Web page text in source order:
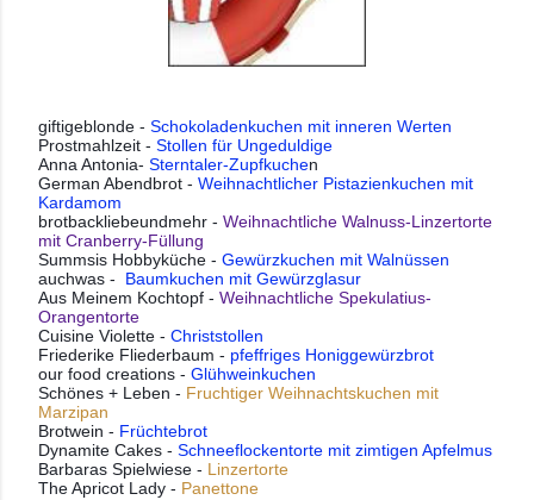
giftigeblonde - Schokoladenkuchen mit inneren Werten
Prostmahlzeit - Stollen für Ungeduldige
Anna Antonia- Sterntaler-Zupfkuchen
German Abendbrot - Weihnachtlicher Pistazienkuchen mit
Kardamom
brotbackliebeundmehr - Weihnachtliche Walnuss-Linzertorte
mit Cranberry-Füllung
Summsis Hobbyküche - Gewürzkuchen mit Walnüssen
auchwas - Baumkuchen mit Gewürzglasur
Aus Meinem Kochtopf - Weihnachtliche Spekulatius-
Orangentorte
Cuisine Violette - Christstollen
Friederike Fliederbaum - pfeffriges Honiggewürzbrot
our food creations - Glühweinkuchen
Schönes + Leben - Fruchtiger Weihnachtskuchen mit
Marzipan
Brotwein - Früchtebrot
Dynamite Cakes - Schneeflockentorte mit zimtigen Apfelmus
Barbaras Spielwiese - Linzertorte
The Apricot Lady - Panettone